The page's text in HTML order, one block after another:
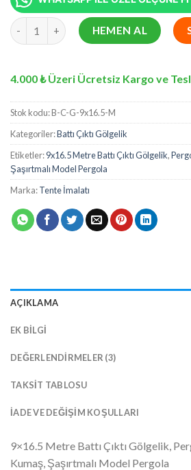
9x16.5 Metre Battı Çıktı Gölgelik,
HEMEN AL
4.000 ₺ Üzeri Ücretsiz Kargo ve
Stok kodu:B-C-G-9x16.5-M
Kategoriler:Battı Çıktı Gölgelik
Etiketler:9x16.5 Metre Battı Çıktı Gölgelik,
Şaşırtmalı Model Pergola
Marka:Tente İmalatı
AÇIKLAMA
EK BILGI
DEĞERLENDIRMELER (3)
TAKSIT TABLOSU
İADE VE DEĞIŞIM KOŞULLARI
9×16.5 Metre Battı Çıktı Gölgelik,
Kumaş, Şaşırtmalı Model Pergola